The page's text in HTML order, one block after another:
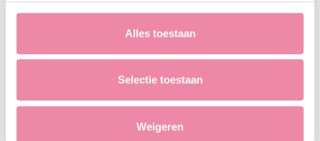
Alles toestaan
Selectie toestaan
Weigeren
Blijf op de hoogte